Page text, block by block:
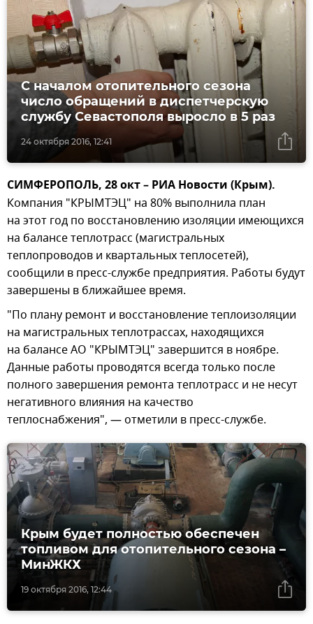
24 октября 2016, 12:41
С началом отопительного сезона
число обращений в диспетчерскую
службу Севастополя выросло в 5 раз
СИМФЕРОПОЛЬ, 28 окт – РИА Новости (Крым).
Компания "КРЫМТЭЦ" на 80% выполнила план
на этот год по восстановлению изоляции имеющихся
на балансе теплотрасс (магистральных
теплопроводов и квартальных теплосетей),
сообщили в пресс-службе предприятия. Работы будут
завершены в ближайшее время.
"По плану ремонт и восстановление теплоизоляции
на магистральных теплотрассах, находящихся
на балансе АО "КРЫМТЭЦ" завершится в ноябре.
Данные работы проводятся всегда только после
полного завершения ремонта теплотрасс и не несут
негативного влияния на качество
теплоснабжения", — отметили в пресс-службе.
19 октября 2016, 12:44
Крым будет полностью обеспечен
топливом для отопительного сезона –
МинЖКХ